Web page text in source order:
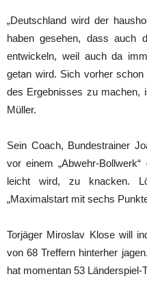
„Deutschland wird der
haben gesehen, dass auch
entwickeln, weil auch da
getan wird. Sich vorher
des Ergebnisses zu machen,
Müller.
Sein Coach, Bundestrainer
vor einem „Abwehr-
leicht wird, zu knacken.
„Maximalstart mit sechs
Torjäger Miroslav Klose will
von 68 Treffern hinterher
hat momentan 53 Länderspiel-